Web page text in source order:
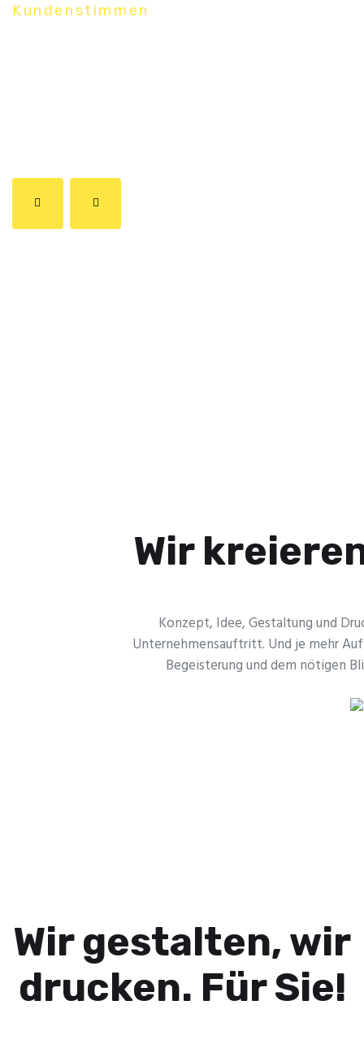
Kundenstimmen
Wir
Konzept, Idee, Gestaltung und
Unternehmensauftritt. Und je mehr
Begeisterung und dem nötigen
Wir gestalten, wir
drucken. Für Sie!